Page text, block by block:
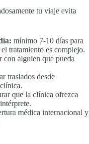
tu viaje evita
mínimo 7-10 días para
tratamiento es complejo.
con alguien que pueda
traslados desde
que la clínica ofrezca
médica internacional y